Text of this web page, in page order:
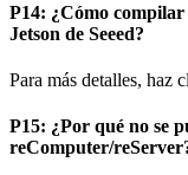
P14: ¿Cómo
Jetson de Seeed?
Para más detalles, haz
P15: ¿Por qué no se
reComputer/